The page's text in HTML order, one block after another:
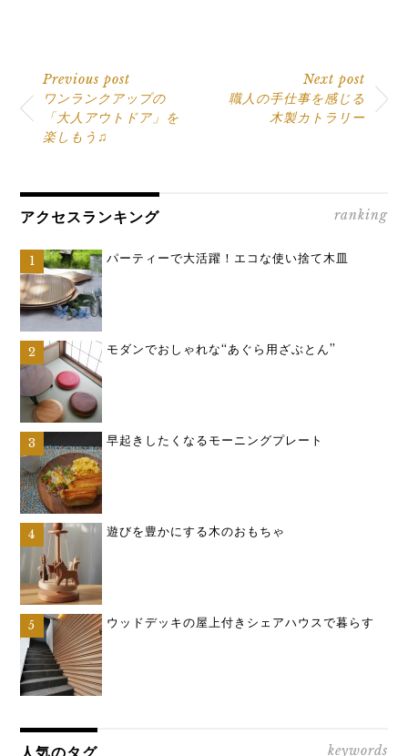
Previous post
ワンランクアップの
「大人アウトドア」を
楽しもう♫
Next post
職人の手仕事を感じる
木製カトラリー
アクセスランキング ranking
パーティーで大活躍！エコな使い捨て木皿
モダンでおしゃれな“あぐら用ざぶとん”
早起きしたくなるモーニングプレート
遊びを豊かにする木のおもちゃ
ウッドデッキの屋上付きシェアハウスで暮らす
人気のタグ keywords